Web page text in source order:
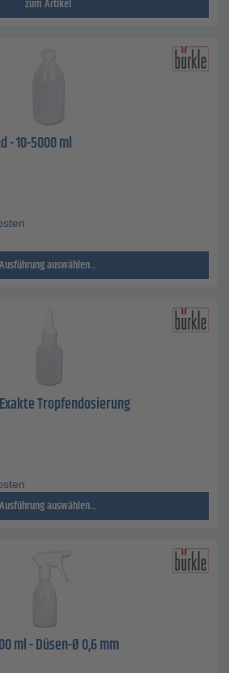
zum Artikel
- 10-5000 ml
Ausführung auswählen...
Tropfendosierung
Ausführung auswählen...
ml - Düsen-Ø 0,6 mm